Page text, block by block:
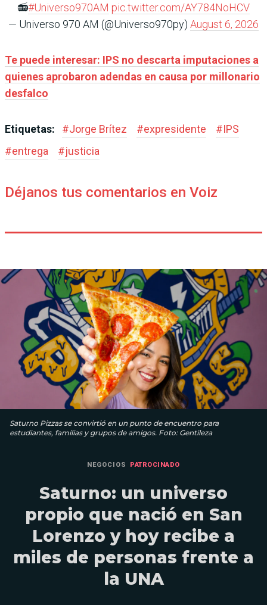
📻#Universo970AM pic.twitter.com/AY784NoHCV
— Universo 970 AM (@Universo970py) August 6, 2026
Te puede interesar: IPS no descarta imputaciones a
quienes aprobaron adendas en causa por millonario
desfalco
Etiquetas: #Jorge Brítez #expresidente #IPS
#entrega #justicia
Déjanos tus comentarios en Voiz
Saturno Pizzas se convirtió en un punto de encuentro para
estudiantes, familias y grupos de amigos. Foto: Gentileza
NEGOCIOS PATROCINADO
Saturno: un universo
propio que nació en San
Lorenzo y hoy recibe a
miles de personas frente a
la UNA